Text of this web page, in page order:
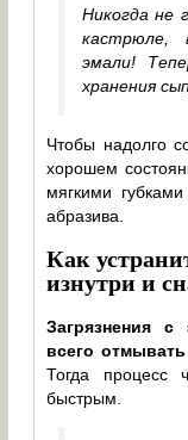
Никогда не
кастрюле,
эмали!
хранения
Чтобы надолго
хорошем
мягкими
абразива.
Как
изнутри и
Загрязнения
всего
Тогда процесс
быстрым.